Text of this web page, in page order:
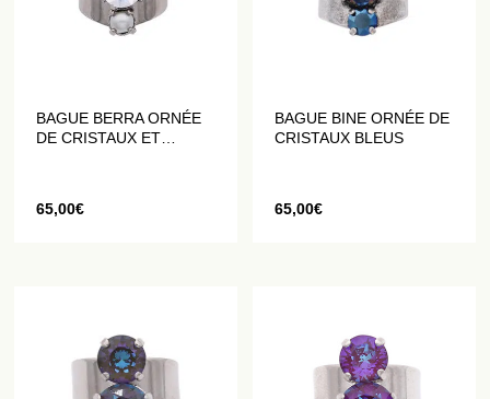
BAGUE BERRA ORNÉE
DE CRISTAUX ET
65,00€
BAGUE BINE ORNÉE DE
CRISTAUX BLEUS
65,00€